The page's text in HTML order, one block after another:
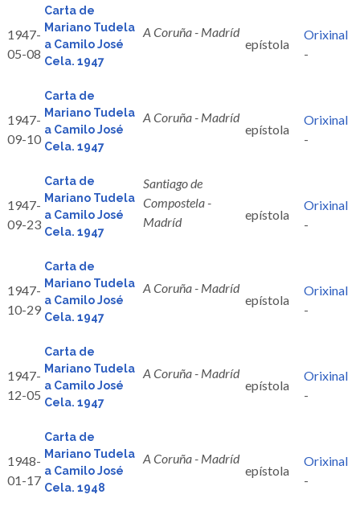
1947-
05-08
Carta de
Mariano Tudela
a Camilo José
Cela. 1947
A Coruña - Madríd
epístola
Orixinal
-
1947-
09-10
Carta de
Mariano Tudela
a Camilo José
Cela. 1947
A Coruña - Madríd
epístola
Orixinal
-
1947-
09-23
Carta de
Mariano Tudela
a Camilo José
Cela. 1947
Santiago de
Compostela -
Madríd
epístola
Orixinal
-
1947-
10-29
Carta de
Mariano Tudela
a Camilo José
Cela. 1947
A Coruña - Madríd
epístola
Orixinal
-
1947-
12-05
Carta de
Mariano Tudela
a Camilo José
Cela. 1947
A Coruña - Madríd
epístola
Orixinal
-
1948-
01-17
Carta de
Mariano Tudela
a Camilo José
Cela. 1948
A Coruña - Madríd
epístola
Orixinal
-